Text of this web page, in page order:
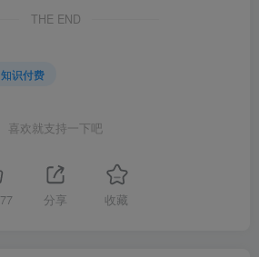
THE END
知识付费
喜欢就支持一下吧
77 分享 收藏